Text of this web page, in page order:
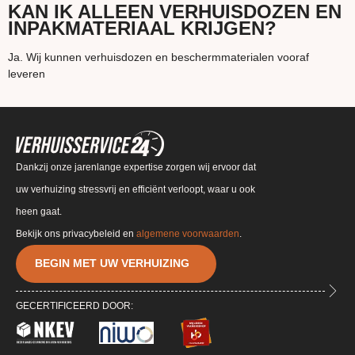
KAN IK ALLEEN VERHUISDOZEN EN
INPAKMATERIAAL KRIJGEN?
Ja. Wij kunnen verhuisdozen en beschermmaterialen vooraf
leveren
Dankzij onze jarenlange expertise zorgen wij ervoor dat
uw verhuizing stressvrij en efficiënt verloopt, waar u ook
heen gaat.
BEGIN MET UW VERHUIZING
GECERTIFICEERD DOOR:
Bekijk ons privacybeleid en algemene voorwaarden.